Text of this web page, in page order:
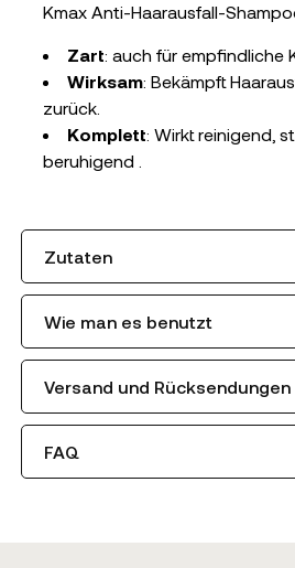
Kmax Anti-Haarausfall-
Zart: auch für empfindliche
Wirksam: Bekämpft
zurück.
Komplett: Wirkt reinigend,
beruhigend .
Zutaten
Wie man es benutzt
Versand und Rücksendungen
FAQ